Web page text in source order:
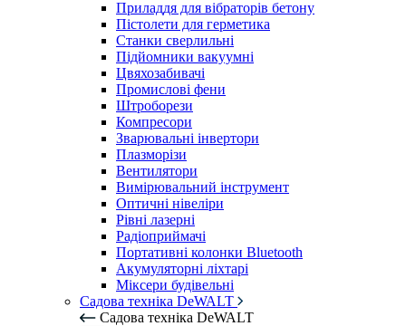
Приладдя для вібраторів бетону
Пістолети для герметика
Станки сверлильні
Підйомники вакуумні
Цвяхозабивачі
Промислові фени
Штроборези
Компресори
Зварювальні інвертори
Плазморізи
Вентилятори
Вимірювальний інструмент
Оптичні нівеліри
Рівні лазерні
Радіоприймачі
Портативні колонки Bluetooth
Акумуляторні ліхтарі
Міксери будівельні
Садова техніка DeWALT
Садова техніка DeWALT